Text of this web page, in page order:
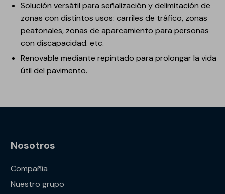
Solución versátil para señalización y delimitación de
zonas con distintos usos: carriles de tráfico, zonas
peatonales, zonas de aparcamiento para personas
con discapacidad. etc.
Renovable mediante repintado para prolongar la vida
útil del pavimento.
Nosotros
Compañía
Nuestro grupo